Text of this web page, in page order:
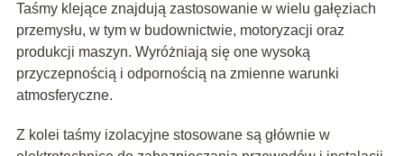
Taśmy klejące znajdują zastosowanie w wielu gałęziach
przemysłu, w tym w budownictwie, motoryzacji oraz
produkcji maszyn. Wyróżniają się one wysoką
przyczepnością i odpornością na zmienne warunki
atmosferyczne.
Z kolei taśmy izolacyjne stosowane są głównie w